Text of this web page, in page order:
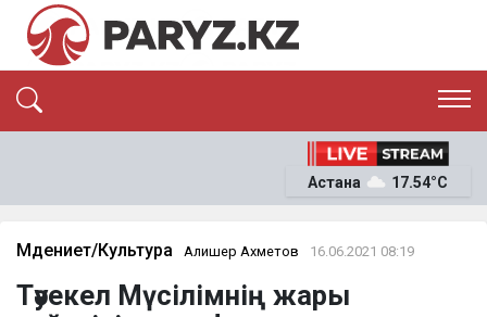
ЭКОНОМИКА
ОҚИҒА
News
Астана 17.54°C
Мәдениет/Культура Алишер Ахметов 16.06.2021 08:19
Тәуекел Мүсілімнің жары